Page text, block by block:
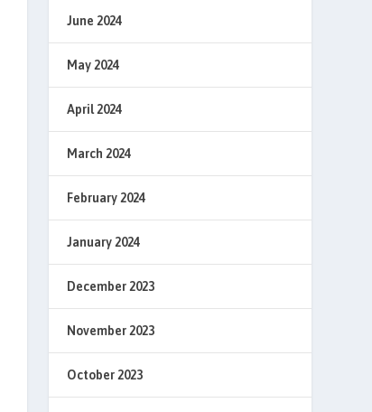
June 2024
May 2024
April 2024
March 2024
February 2024
January 2024
December 2023
November 2023
October 2023